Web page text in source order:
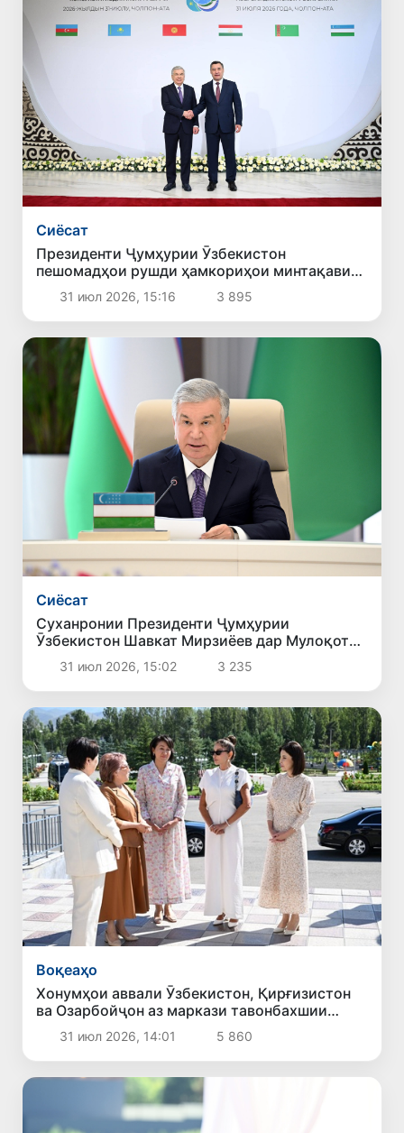
Сиёсат
Президенти Ҷумҳурии Ӯзбекистон
пешомадҳои рушди ҳамкориҳои минтақавии
кишварҳои Осиёи Марказӣ ва Озарбойҷонро
муайян намуд
31 июл 2026, 15:16 3 895
Сиёсат
Суханронии Президенти Ҷумҳурии
Ӯзбекистон Шавкат Мирзиёев дар Мулоқоти
машваратии ғайрирасмии сарони давлатҳои
Осиёи Марказӣ ва Озарбойҷон
31 июл 2026, 15:02 3 235
Воқеаҳо
Хонумҳои аввали Ӯзбекистон, Қирғизистон
ва Озарбойҷон аз маркази тавонбахшии
«Алтин Балалик» боздид намуданд
31 июл 2026, 14:01 5 860